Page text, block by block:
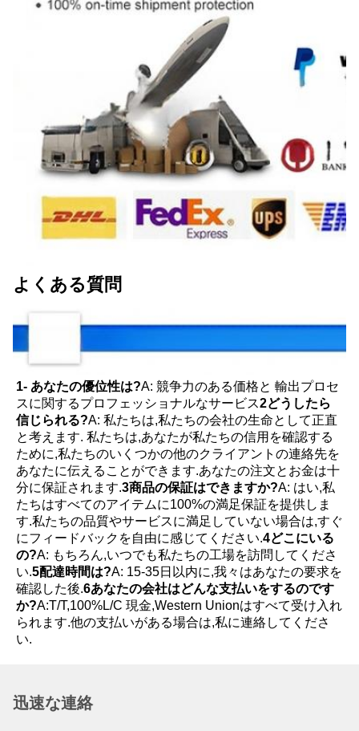
よくある質問
1- あなたの優位性は?A: 競争力のある価格と 輸出プロセ
スに関するプロフェッショナルなサービス2どうしたら
信じられる?A: 私たちは,私たちの会社の生命として正直
と考えます. 私たちは,あなたが私たちの信用を確認する
ために,私たちのいくつかの他のクライアントの連絡先を
あなたに伝えることができます.あなたの注文とお金は十
分に保証されます.3商品の保証はできますか?A: はい,私
たちはすべてのアイテムに100%の満足保証を提供しま
す.私たちの品質やサービスに満足していない場合は,すぐ
にフィードバックを自由に感じてください.4どこにいる
の?A: もちろん,いつでも私たちの工場を訪問してくださ
い.5配達時間は?A: 15-35日以内に,我々はあなたの要求を
確認した後.6あなたの会社はどんな支払いをするのです
か?A:T/T,100%L/C 現金,Western Unionはすべて受け入れ
られます.他の支払いがある場合は,私に連絡してくださ
い.
迅速な連絡